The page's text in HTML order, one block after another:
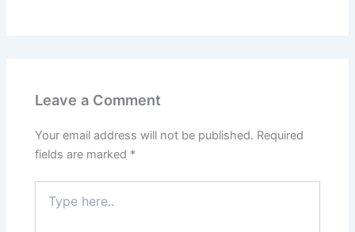
Leave a Comment
Your email address will not be published. Required
fields are marked *
here..